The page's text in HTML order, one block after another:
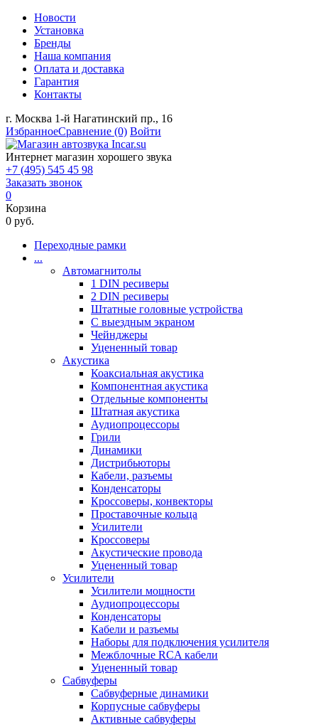
Новости
Установка
Бренды
Наша компания
Оплата и доставка
Гарантия
Контакты
г. Москва 1-й Нагатинский пр., 16
ИзбранноеСравнение (0) Войти
Интернет магазин хорошего звука
+7 (495) 545 45 98
Заказать звонок
0
Корзина
0 руб.
Переходные рамки
...
Автомагнитолы
1 DIN ресиверы
2 DIN ресиверы
Штатные головные устройства
С выездным экраном
Чейнджеры
Уцененный товар
Акустика
Коаксиальная акустика
Компонентная акустика
Отдельные компоненты
Штатная акустика
Аудиопроцессоры
Грили
Динамики
Дистрибьюторы
Кабели, разъемы
Конденсаторы
Кроссоверы, конвекторы
Проставочные кольца
Усилители
Кроссоверы
Акустические провода
Уцененный товар
Усилители
Усилители мощности
Аудиопроцессоры
Конденсаторы
Кабели и разъемы
Наборы для подключения усилителя
Межблочные RCA кабели
Уцененный товар
Сабвуферы
Сабвуферные динамики
Корпусные сабвуферы
Активные сабвуферы